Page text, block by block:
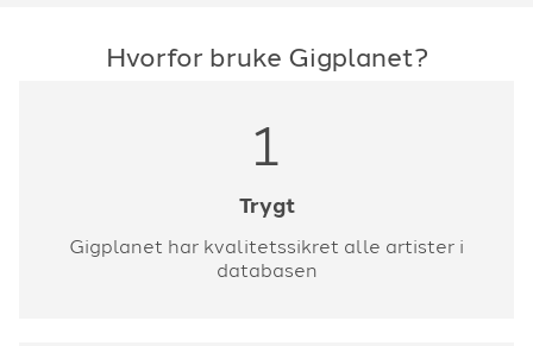
Hvorfor bruke Gigplanet?
1
Trygt
Gigplanet har kvalitetssikret alle artister i
databasen